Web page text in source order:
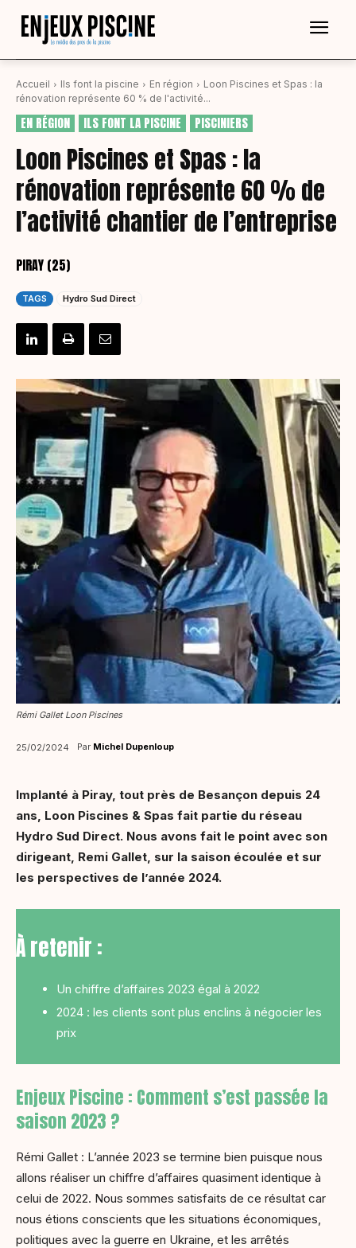
Accueil Ils font la piscine En région
Loon Piscines et Spas : la
rénovation représente 60 % de l'activité...
EN RÉGION ILS FONT LA PISCINE PISCINIERS
Loon Piscines et Spas : la
rénovation représente 60 % de
l’activité chantier de l’entreprise
PIRAY (25)
TAGS Hydro Sud Direct
Rémi Gallet Loon Piscines
25/02/2024 Par Michel Dupenloup
Implanté à Piray, tout près de Besançon depuis 24
ans, Loon Piscines & Spas fait partie du réseau
Hydro Sud Direct. Nous avons fait le point avec son
dirigeant, Remi Gallet, sur la saison écoulée et sur
les perspectives de l’année 2024.
À retenir :
Un chiffre d’affaires 2023 égal à 2022
2024 : les clients sont plus enclins à négocier les
prix
Enjeux Piscine : Comment s’est passée la
saison 2023 ?
Rémi Gallet : L’année 2023 se termine bien puisque nous
allons réaliser un chiffre d’affaires quasiment identique à
celui de 2022. Nous sommes satisfaits de ce résultat car
nous étions conscients que les situations économiques,
politiques avec la guerre en Ukraine, et les arrêtés